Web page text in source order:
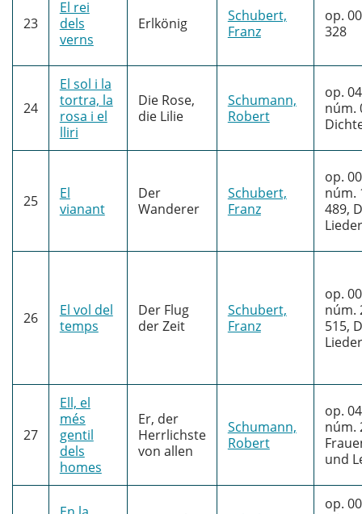
23
El rei
dels
verns
Erlkönig
Schubert,
Franz
op.
328
24
El sol i la
tortra, la
rosa i el
lliri
Die Rose,
die Lilie
Schumann,
Robert
op.
núm.
25
El
vianant
Der
Wanderer
Schubert,
Franz
op.
núm.
489,
Lieder
26
El vol del
temps
Der Flug
der Zeit
Schubert,
Franz
op.
núm.
515,
Lieder
27
Ell, el
més
gentil
dels
homes
Er, der
Herrlichste
von allen
Schumann,
Robert
op.
núm.
und
op.